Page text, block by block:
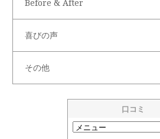
Before & After
喜びの声
その他